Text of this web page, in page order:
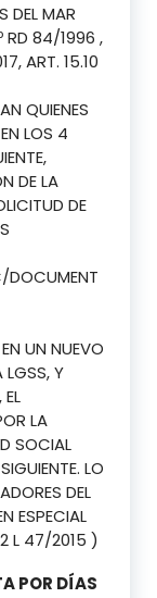
DEL MAR
RD 84/1996 ,
ART. 15.10
QUIENES
LOS 4
DE LA
DE
DOCUMENT
UN NUEVO
LGSS, Y
LA
SOCIAL
LO
DEL
ESPECIAL
L 47/2015 )
POR DÍAS